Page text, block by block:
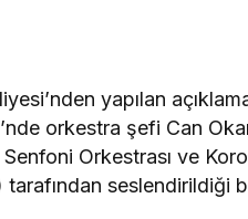
yapılan
orkestra şefi Can
Orkestrası ve
seslendirildiği